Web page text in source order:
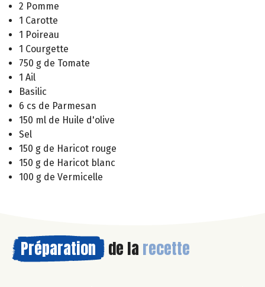
2 Pomme
1 Carotte
1 Poireau
1 Courgette
750 g de Tomate
1 Ail
Basilic
6 cs de Parmesan
150 ml de Huile d'olive
Sel
150 g de Haricot rouge
150 g de Haricot blanc
100 g de Vermicelle
Préparation de la recette